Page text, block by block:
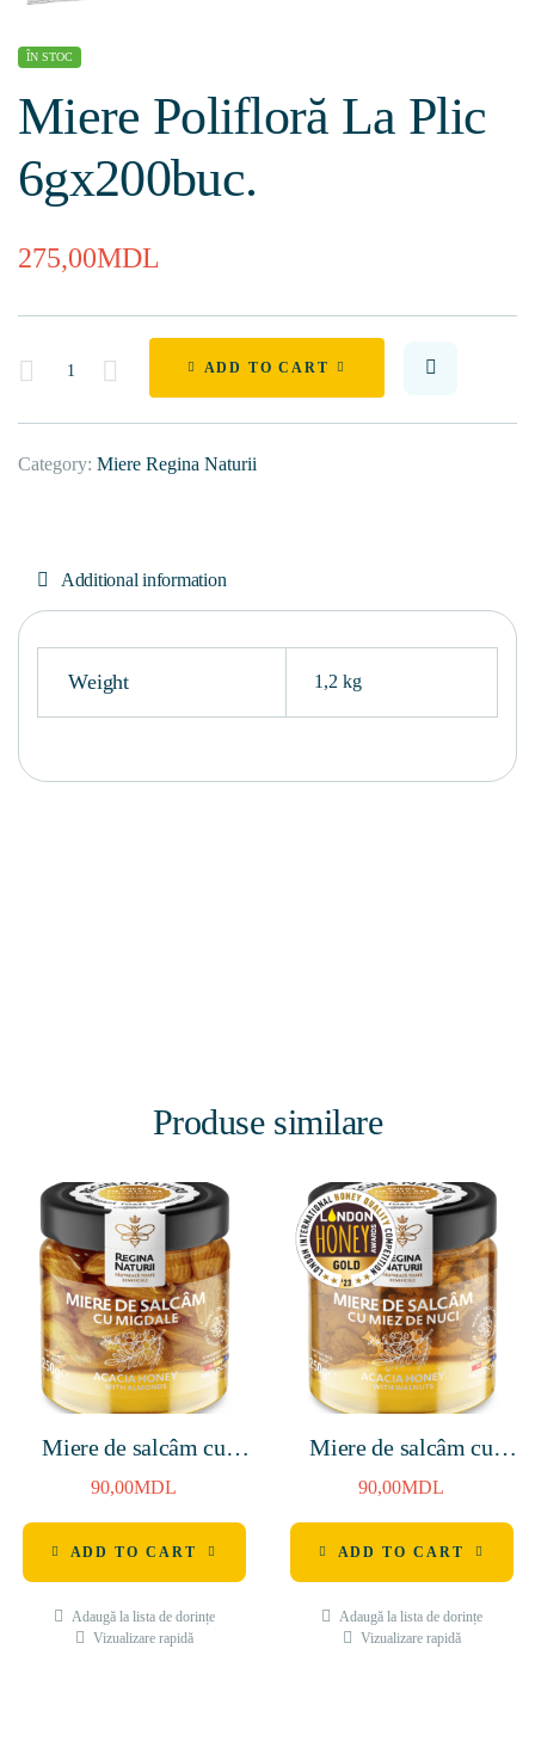
ÎN STOC
Miere Polifloră La Plic
6gх200buc.
275,00MDL
Quantity ADD TO CART
Category: Miere Regina Naturii
Additional information
Weight 1,2 kg
Produse similare
Miere de salcâm cu
migdale 250g
90,00MDL
ADD TO CART
Adaugă la lista de dorințe
Vizualizare rapidă
Miere de salcâm cu
miez de nuci 250g
90,00MDL
ADD TO CART
Adaugă la lista de dorințe
Vizualizare rapidă